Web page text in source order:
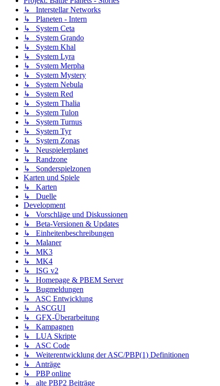
↳ Interstellar Networks
↳ Planeten - Intern
↳ System Ceta
↳ System Grando
↳ System Khal
↳ System Lyra
↳ System Merpha
↳ System Mystery
↳ System Nebula
↳ System Red
↳ System Thalia
↳ System Tulon
↳ System Turnus
↳ System Tyr
↳ System Zonas
↳ Neuspielerplanet
↳ Randzone
↳ Sonderspielzonen
Karten und Spiele
↳ Karten
↳ Duelle
Development
↳ Vorschläge und Diskussionen
↳ Beta-Versionen & Updates
↳ Einheitenbeschreibungen
↳ Malaner
↳ MK3
↳ MK4
↳ ISG v2
↳ Homepage & PBEM Server
↳ Bugmeldungen
↳ ASC Entwicklung
↳ ASCGUI
↳ GFX-Überarbeitung
↳ Kampagnen
↳ LUA Skripte
↳ ASC Code
↳ Weiterentwicklung der ASC/PBP(1) Definitionen
↳ Anträge
↳ PBP online
↳ alte PBP2 Beiträge